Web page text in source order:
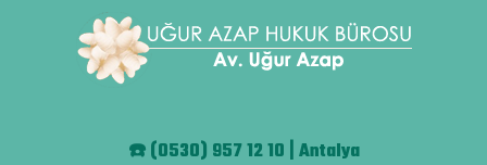
☎️(0530) 957 12 10 | Antalya